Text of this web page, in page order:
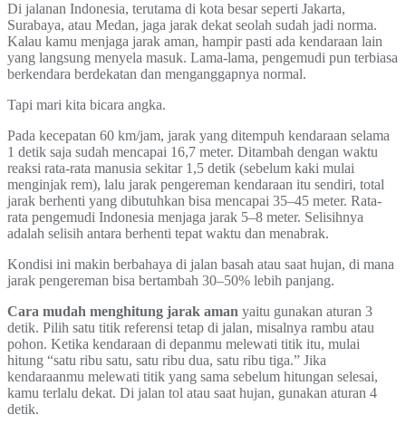
Di jalanan Indonesia, terutama di kota besar seperti Jakarta,
Surabaya, atau Medan, jaga jarak dekat seolah sudah jadi norma.
Kalau kamu menjaga jarak aman, hampir pasti ada kendaraan lain
yang langsung menyela masuk. Lama-lama, pengemudi pun terbiasa
berkendara berdekatan dan menganggapnya normal.
Tapi mari kita bicara angka.
Pada kecepatan 60 km/jam, jarak yang ditempuh kendaraan selama
1 detik saja sudah mencapai 16,7 meter. Ditambah dengan waktu
reaksi rata-rata manusia sekitar 1,5 detik (sebelum kaki mulai
menginjak rem), lalu jarak pengereman kendaraan itu sendiri, total
jarak berhenti yang dibutuhkan bisa mencapai 35–45 meter. Rata-
rata pengemudi Indonesia menjaga jarak 5–8 meter. Selisihnya
adalah selisih antara berhenti tepat waktu dan menabrak.
Kondisi ini makin berbahaya di jalan basah atau saat hujan, di mana
jarak pengereman bisa bertambah 30–50% lebih panjang.
Cara mudah menghitung jarak aman yaitu gunakan aturan 3
detik. Pilih satu titik referensi tetap di jalan, misalnya rambu atau
pohon. Ketika kendaraan di depanmu melewati titik itu, mulai
hitung “satu ribu satu, satu ribu dua, satu ribu tiga.” Jika
kendaraanmu melewati titik yang sama sebelum hitungan selesai,
kamu terlalu dekat. Di jalan tol atau saat hujan, gunakan aturan 4
detik.